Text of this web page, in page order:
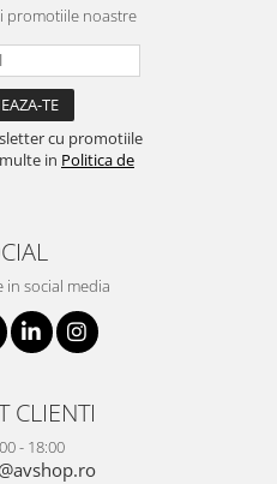
promotiile noastre
cu promotiile
in Politica de
in social media
CLIENTI
- 18:00